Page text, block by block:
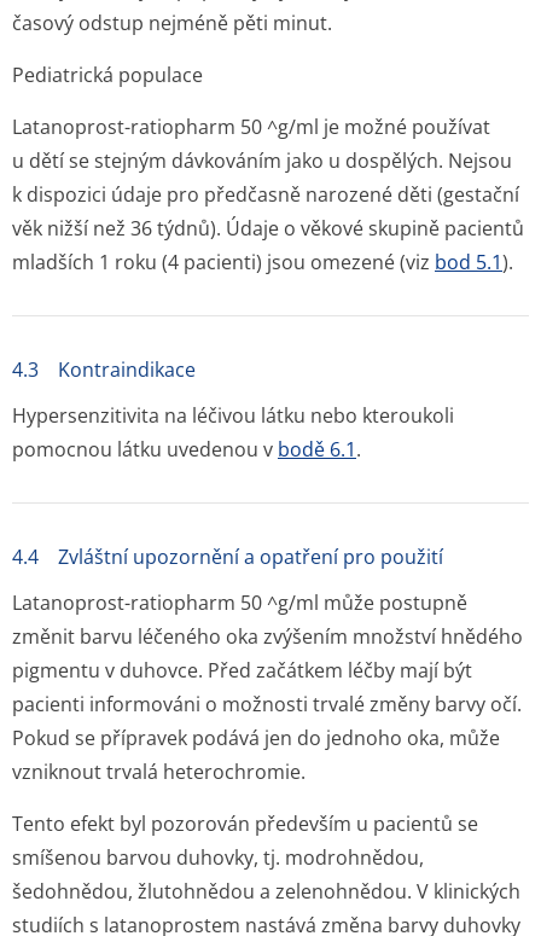
časový odstup nejméně pěti minut.
Pediatrická populace
Latanoprost-ratiopharm 50 ^g/ml je možné používat
u dětí se stejným dávkováním jako u dospělých. Nejsou
k dispozici údaje pro předčasně narozené děti (gestační
věk nižší než 36 týdnů). Údaje o věkové skupině pacientů
mladších 1 roku (4 pacienti) jsou omezené (viz bod 5.1).
4.3 Kontraindikace
Hypersenzitivita na léčivou látku nebo kteroukoli
pomocnou látku uvedenou v bodě 6.1.
4.4 Zvláštní upozornění a opatření pro použití
Latanoprost-ratiopharm 50 ^g/ml může postupně
změnit barvu léčeného oka zvýšením množství hnědého
pigmentu v duhovce. Před začátkem léčby mají být
pacienti informováni o možnosti trvalé změny barvy očí.
Pokud se přípravek podává jen do jednoho oka, může
vzniknout trvalá heterochromie.
Tento efekt byl pozorován především u pacientů se
smíšenou barvou duhovky, tj. modrohnědou,
šedohnědou, žlutohnědou a zelenohnědou. V klinických
studiích s latanoprostem nastává změna barvy duhovky